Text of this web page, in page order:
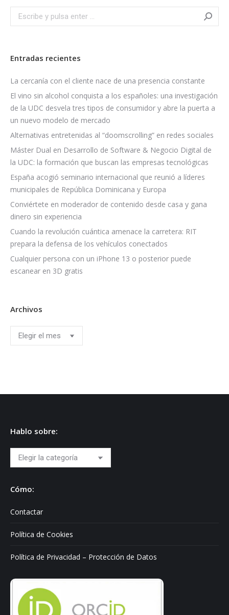
Search:
Entradas recientes
La cercanía con el cliente nace de una presencia constante
El vino sin alcohol conquista a los españoles: una investigación
de la UDC desvela tres tipos de consumidor y abre la puerta a
un nuevo modelo de mercado
Alternativas entretenidas al “doomscrolling” en redes sociales
Máster Dual en Desarrollo de Software & Negocio Digital de
la UDC: la formación que buscan las empresas tecnológicas
España acogió seminario internacional que reunió a líderes
municipales de República Dominicana y Europa
Conviértete en moderador de contenido desde casa y gana
dinero sin experiencia
Cuando la revolución cuántica amenace la carretera: RIT
prepara la defensa de los vehículos conectados
Cualquier persona con un iPhone 13 o posterior puede
escanear en 3D gratis
Archivos
Archivos
Hablo sobre:
Hablo
sobre:
Cómo:
Contactar
Política de Cookies
Política de Privacidad – Protección de Datos